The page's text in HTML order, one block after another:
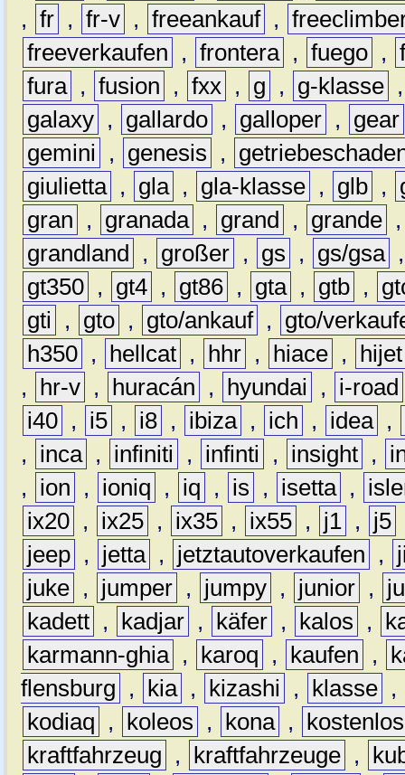
, fr , fr-v , freeankauf ,
freeverkaufen
, frontera , fuego ,
fura , fusion , fxx , g , g-klasse
galaxy , gallardo , galloper ,
gear
gemini
, genesis ,
giulietta , gla , gla-klasse , glb ,
gran
, granada , grand , grande
grandland
, großer , gs , gs/gsa
gt350 , gt4 , gt86 , gta , gtb ,
gti
, gto , gto/ankauf ,
gto/
h350 , hellcat , hhr , hiace ,
hijet
,
hr-v , huracán , hyundai ,
i-road
i40 , i5 , i8 , ibiza , ich , idea ,
,
inca , infiniti , infinti , insight ,
,
ion , ioniq , iq , is , isetta ,
ix20 , ix25 , ix35 , ix55 , j1 , j5
jeep , jetta , jetztautoverkaufen ,
juke , jumper , jumpy , junior ,
kadett , kadjar , käfer , kalos ,
karmann-ghia , karoq , kaufen ,
flensburg
, kia , kizashi , klasse ,
kodiaq
, koleos , kona ,
kostenlos
kraftfahrzeug
, kraftfahrzeuge ,